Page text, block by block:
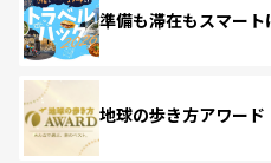
準備も滞在もスマー
地球の歩き方アワー